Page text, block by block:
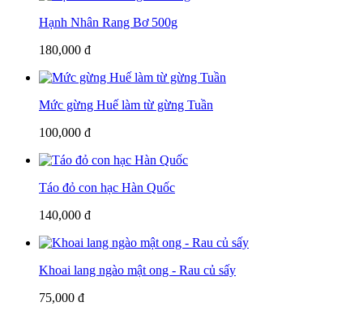
Hạnh Nhân Rang Bơ 500g
180,000 đ
Mức gừng Huế làm từ gừng Tuần
100,000 đ
Táo đỏ con hạc Hàn Quốc
140,000 đ
Khoai lang ngào mật ong - Rau củ sấy
75,000 đ